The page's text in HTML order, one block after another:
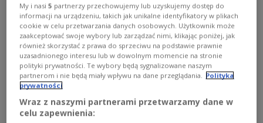
Zoopsycholog - ktoś, kto rozumie język
zwierząt
My i nasi5 partnerzy przechowujemy lub uzyskujemy dostęp do
informacji na urządzeniu, takich jak unikalne identyfikatory w plikach
cookie w celu przetwarzania danych osobowych. Użytkownik może
zaakceptować swoje wybory lub zarządzać nimi, klikając poniżej, jak
również skorzystać z prawa do sprzeciwu na podstawie prawnie
uzasadnionego interesu lub w dowolnym momencie na stronie
polityki prywatności. Te wybory będą sygnalizowane naszym
partnerom i nie będą miały wpływu na dane przeglądania.
Polityka
prywatności
Wraz z naszymi partnerami przetwarzamy dane w
celu zapewnienia: